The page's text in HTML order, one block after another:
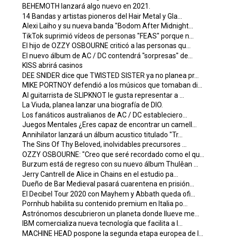
BEHEMOTH lanzará algo nuevo en 2021.
14 Bandas y artistas pioneros del Hair Metal y Gla...
Alexi Laiho y su nueva banda "Bodom After Midnight...
TikTok suprimió vídeos de personas "FEAS" porque n...
El hijo de OZZY OSBOURNE criticó a las personas qu...
El nuevo álbum de AC / DC contendrá "sorpresas" de...
KISS abrirá casinos
DEE SNIDER dice que TWISTED SISTER ya no planea pr...
MIKE PORTNOY defendió a los músicos que tomaban di...
Al guitarrista de SLIPKNOT le gusta representar a ...
La Viuda, planea lanzar una biografía de DIO.
Los fanáticos australianos de AC / DC estableciero...
Juegos Mentales ¿Eres capaz de encontrar un camell...
Annihilator lanzará un álbum acustico titulado "Tr...
The Sins Of Thy Beloved, inolvidables precursores ...
OZZY OSBOURNE: "Creo que seré recordado como el qu...
Burzum está de regreso con su nuevo álbum Thulêan ...
Jerry Cantrell de Alice in Chains en el estudio pa...
Dueño de Bar Medieval pasará cuarentena en prisión...
El Decibel Tour 2020 con Mayhem y Abbath queda ofi...
Pornhub habilita su contenido premium en Italia po...
Astrónomos descubrieron un planeta donde llueve me...
IBM comercializa nueva tecnología que facilita a l...
MACHINE HEAD pospone la segunda etapa europea de l...